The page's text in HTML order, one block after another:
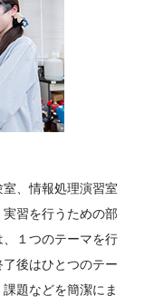
、情報処理演習室
習を行うための部
１つのテーマを行
後はひとつのテー
題などを簡潔にま